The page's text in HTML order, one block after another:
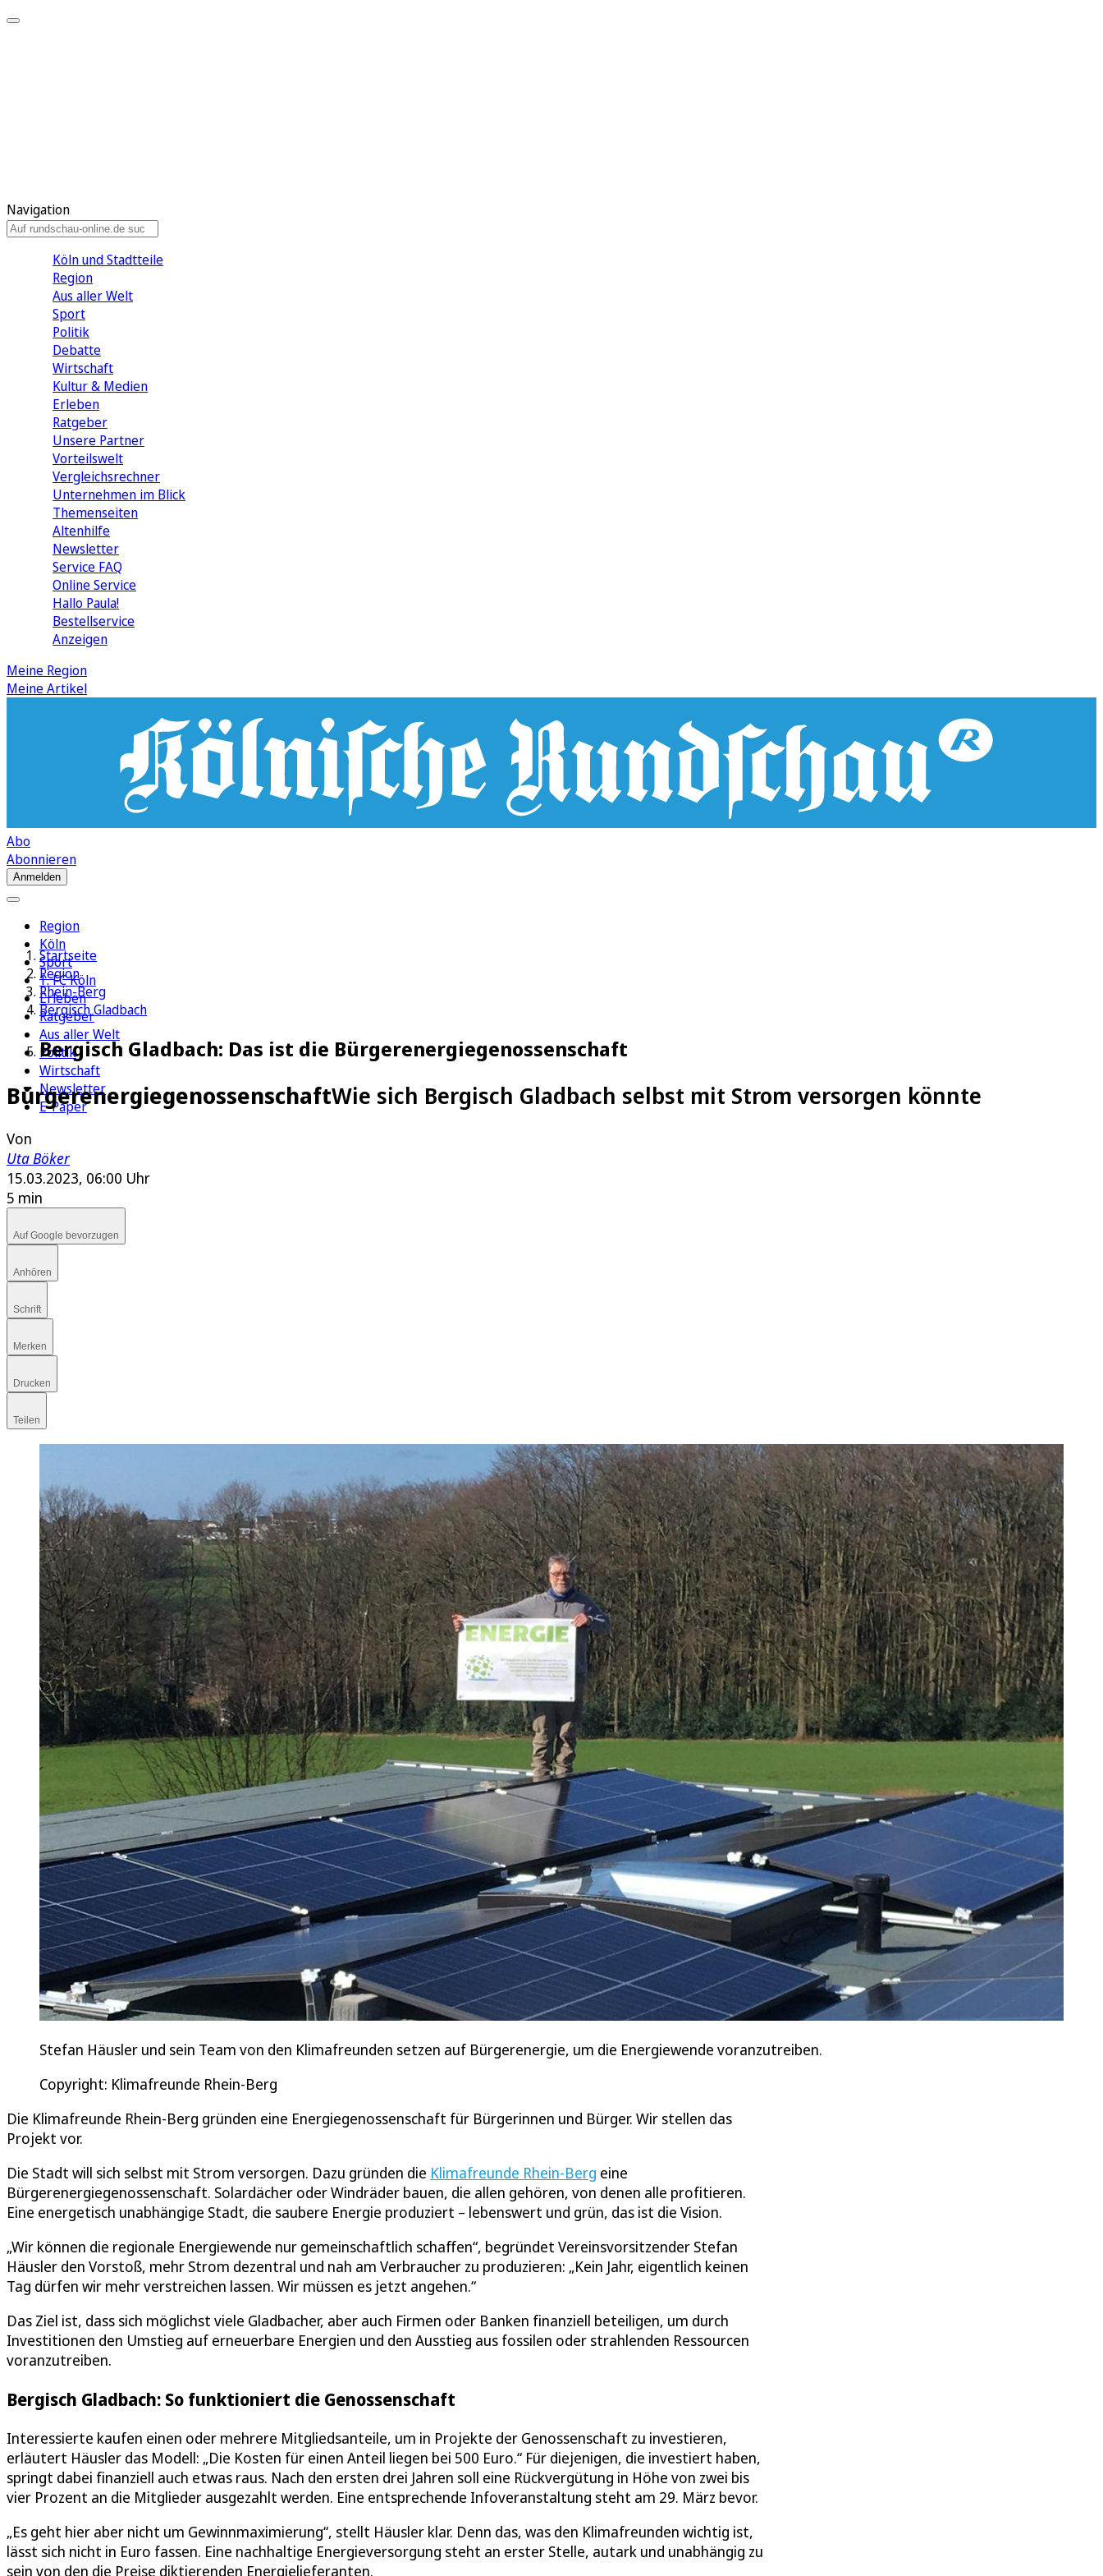
Navigation
Köln und Stadtteile
Region
Aus aller Welt
Sport
Politik
Debatte
Wirtschaft
Kultur & Medien
Erleben
Ratgeber
Unsere Partner
Vorteilswelt
Vergleichsrechner
Unternehmen im Blick
Themenseiten
Altenhilfe
Newsletter
Service FAQ
Online Service
Hallo Paula!
Bestellservice
Anzeigen
Meine Region
Meine Artikel
Abo
Abonnieren
Anmelden
Region
Köln
Sport
1. FC Köln
Erleben
Ratgeber
Aus aller Welt
Politik
Wirtschaft
Newsletter
E-Paper
Startseite
Region
Rhein-Berg
Bergisch Gladbach
Bergisch Gladbach: Das ist die Bürgerenergiegenossenschaft
BürgerenergiegenossenschaftWie sich Bergisch Gladbach selbst mit Strom versorgen könnte
Von
Uta Böker
15.03.2023, 06:00 Uhr
5 min
Auf Google bevorzugen
Anhören
Schrift
Merken
Drucken
Teilen
Stefan Häusler und sein Team von den Klimafreunden setzen auf Bürgerenergie, um die Energiewende voranzutreiben.
Copyright: Klimafreunde Rhein-Berg
Die Klimafreunde Rhein-Berg gründen eine Energiegenossenschaft für Bürgerinnen und Bürger. Wir stellen das
Projekt vor.
Die Stadt will sich selbst mit Strom versorgen. Dazu gründen die Klimafreunde Rhein-Berg eine
Bürgerenergiegenossenschaft. Solardächer oder Windräder bauen, die allen gehören, von denen alle profitieren.
Eine energetisch unabhängige Stadt, die saubere Energie produziert – lebenswert und grün, das ist die Vision.
„Wir können die regionale Energiewende nur gemeinschaftlich schaffen“, begründet Vereinsvorsitzender Stefan
Häusler den Vorstoß, mehr Strom dezentral und nah am Verbraucher zu produzieren: „Kein Jahr, eigentlich keinen
Tag dürfen wir mehr verstreichen lassen. Wir müssen es jetzt angehen.“
Das Ziel ist, dass sich möglichst viele Gladbacher, aber auch Firmen oder Banken finanziell beteiligen, um durch
Investitionen den Umstieg auf erneuerbare Energien und den Ausstieg aus fossilen oder strahlenden Ressourcen
voranzutreiben.
Bergisch Gladbach: So funktioniert die Genossenschaft
Interessierte kaufen einen oder mehrere Mitgliedsanteile, um in Projekte der Genossenschaft zu investieren,
erläutert Häusler das Modell: „Die Kosten für einen Anteil liegen bei 500 Euro.“ Für diejenigen, die investiert haben,
springt dabei finanziell auch etwas raus. Nach den ersten drei Jahren soll eine Rückvergütung in Höhe von zwei bis
vier Prozent an die Mitglieder ausgezahlt werden. Eine entsprechende Infoveranstaltung steht am 29. März bevor.
„Es geht hier aber nicht um Gewinnmaximierung“, stellt Häusler klar. Denn das, was den Klimafreunden wichtig ist,
lässt sich nicht in Euro fassen. Eine nachhaltige Energieversorgung steht an erster Stelle, autark und unabhängig zu
sein von den die Preise diktierenden Energielieferanten.